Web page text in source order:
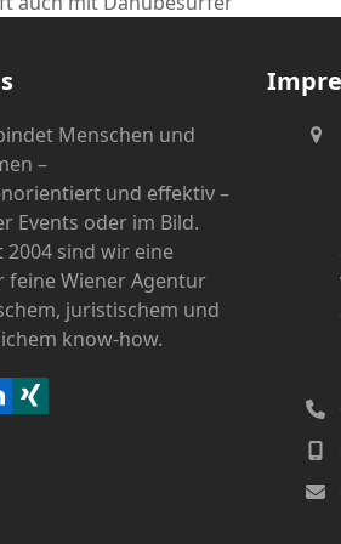
Menschen und
–
und effektiv –
Events oder im Bild.
2004 sind wir eine
feine Wiener Agentur
juristischem und
know-how.
Xing